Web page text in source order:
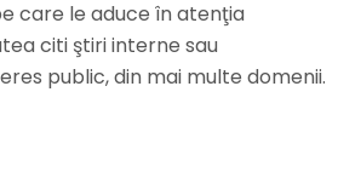
care le aduce în atenţia
citi ştiri interne sau
public, din mai multe domenii.